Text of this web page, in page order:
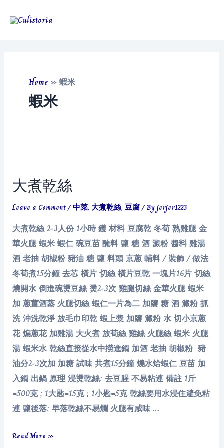
Home »蝦米
蝦米
大煮乾絲
Leave a Comment/中菜,大煮乾絲,豆腐/ Byjerjer1223
大煮乾絲 2-3人份 1小時 鑊 材料 豆腐乾 冬荀 熟雞腿 金
華火腿 蝦米 蝦仁 碗豆苗 醃料 鹽 糖 酒 澱粉 醬料 雞湯
酒 老抽 胡椒粉 豬油 糖 鹽 料頭 京蔥 輔料 / 裝飾 / 做法
冬荀煮15分鐘 去芯 橫片 切絲 橫片豆乾 一塊片16片 切絲
燒開水 倒進碗燙豆絲 燙2-3次 雞腿切絲 金華火腿 蝦米
加 蔥薑酒蒸 火腿切絲 蝦仁一片為二 加鹽 糖 酒 澱粉 抓
洗 沖洗乾淨 放毛巾印乾 蝦上漿 加鹽 澱粉 水 切小京蔥
花 煸蔥花 加雞湯 大火煮 放荀絲 雞絲 火腿絲 蝦米 火腿
湯 蝦米水 乾絲直接從水中撈進鍋 加酒 老抽 胡椒粉 豬
油分2-3次加 加糖 試味 共煮15分鐘 燒水烚蝦仁 豆苗 加
入鍋 出鍋 原理 浸燙乾絲: 去豆腥 不易粘連 備註 1斤
=500克 ; 1大匙=15克 ; 1小匙=5克 乾絲要用水浸住避免粘
連 鹽後落: 早落乾絲不易爛 火腿有咸味 …
大
Read More »